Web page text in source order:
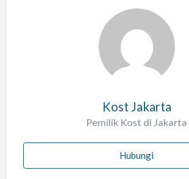
Kost Jakarta
Pemilik Kost di Jakarta
Hubungi